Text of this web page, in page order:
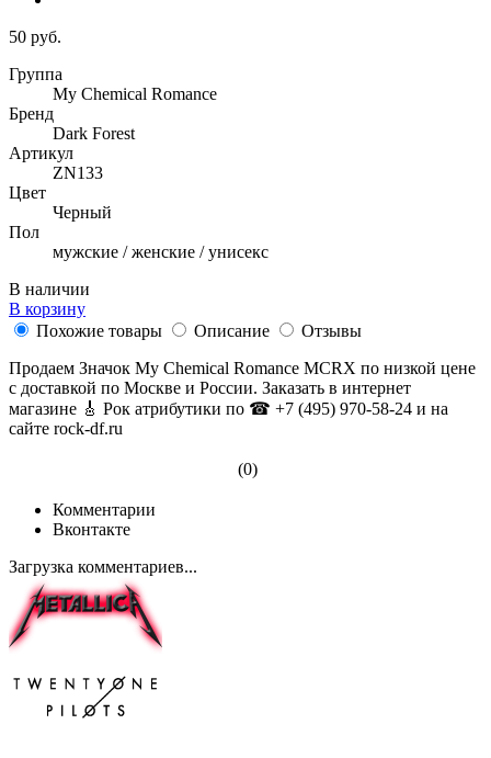
50 руб.
Группа
My Chemical Romance
Бренд
Dark Forest
Артикул
ZN133
Цвет
Черный
Пол
мужские / женские / унисекс
В наличии
В корзину
Похожие товары
Описание
Отзывы
Продаем Значок My Chemical Romance MCRX по низкой цене
с доставкой по Москве и России. Заказать в интернет
магазине 🎸 Рок атрибутики по ☎ +7 (495) 970-58-24 и на
сайте rock-df.ru
(0)
Комментарии
Вконтакте
Загрузка комментариев...